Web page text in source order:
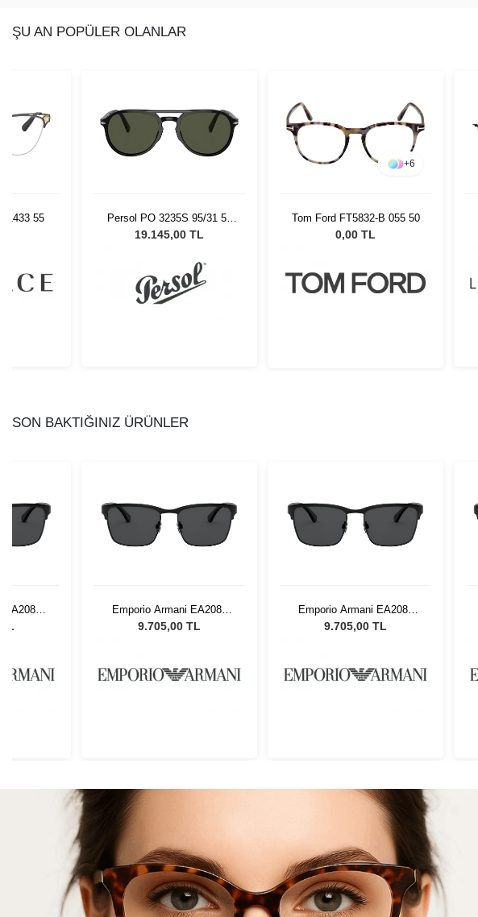
ŞU AN POPÜLER OLANLAR
1433 55
Persol PO 3235S 95/31 55
Unisex Güneş Gözlüğü
19.145,00 TL
+6
Tom Ford FT5832-B 055 50
0,00 TL
SON BAKTIĞINIZ ÜRÜNLER
Emporio Armani EA2087
3014/87 56 G Erkek Güneş
9.705,00 TL
Emporio Armani EA2087
3014/87 56 G Erkek Güneş
9.705,00 TL